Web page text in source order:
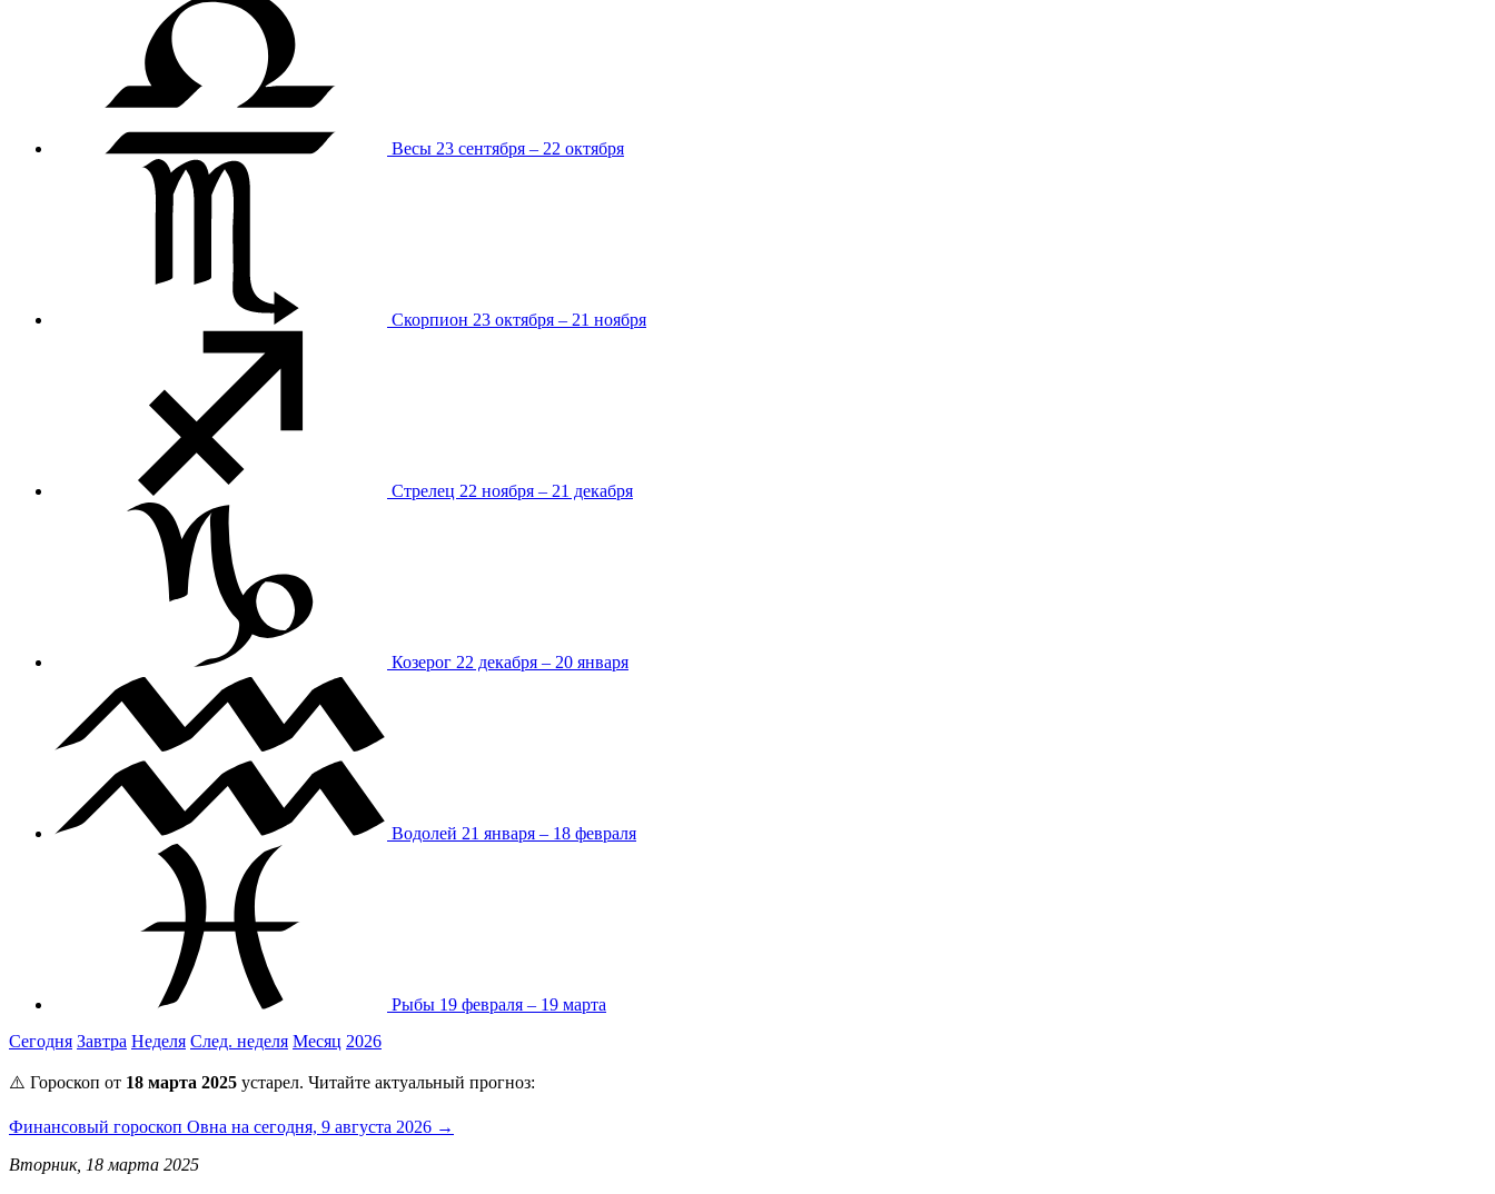
Весы 23 сентября – 22 октября
Скорпион 23 октября – 21 ноября
Стрелец 22 ноября – 21 декабря
Козерог 22 декабря – 20 января
Водолей 21 января – 18 февраля
Рыбы 19 февраля – 19 марта
Сегодня Завтра Неделя След. неделя Месяц 2026
⚠️ Гороскоп от 18 марта 2025 устарел. Читайте актуальный прогноз:
Финансовый гороскоп Овна на сегодня, 9 августа 2026 →
Вторник, 18 марта 2025